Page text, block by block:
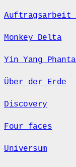
Auftragsarbeit
Monkey Delta
Yin Yang
Über der Erde
Discovery
Four faces
Universum